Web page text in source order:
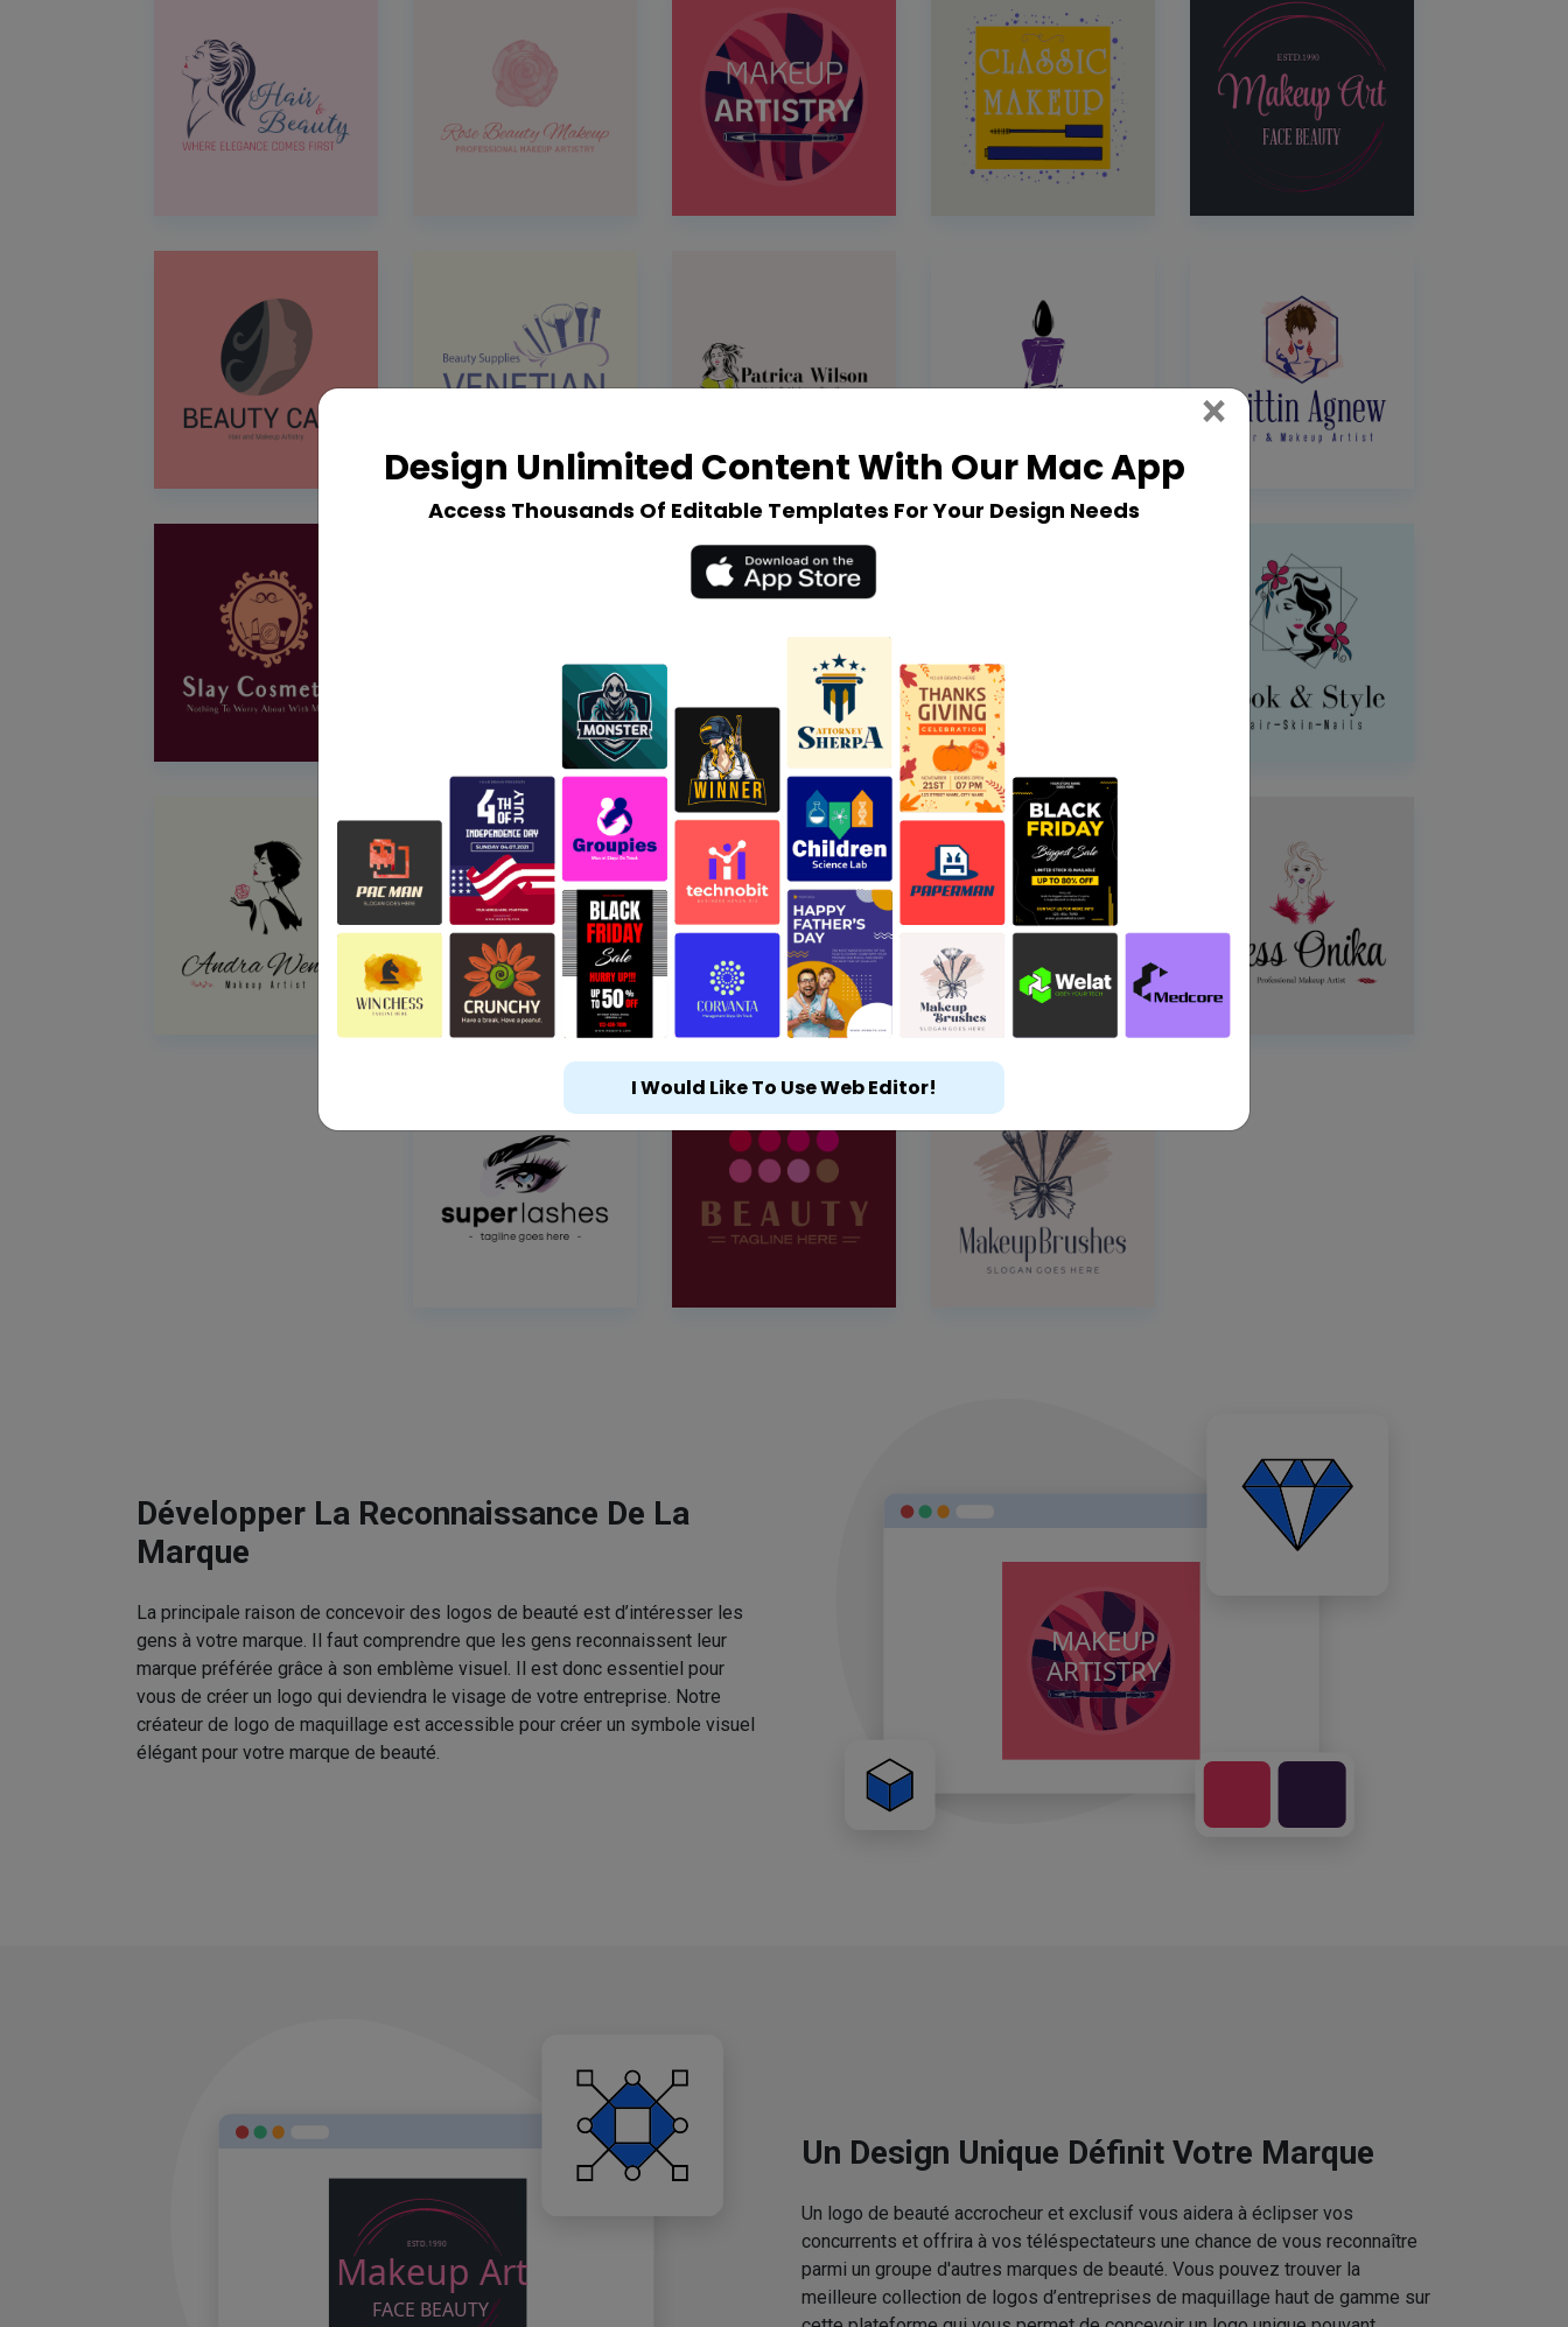
Développer La Reconnaissance De La
Marque
La principale raison de concevoir des logos de beauté est d’intéresser les
gens à votre marque. Il faut comprendre que les gens reconnaissent leur
marque préférée grâce à son emblème visuel. Il est donc essentiel pour
vous de créer un logo qui deviendra le visage de votre entreprise. Notre
créateur de logo de maquillage est accessible pour créer un symbole visuel
élégant pour votre marque de beauté.
Un Design Unique Définit Votre Marque
Un logo de beauté accrocheur et exclusif vous aidera à éclipser vos
concurrents et offrira à vos téléspectateurs une chance de vous reconnaître
parmi un groupe d'autres marques de beauté. Vous pouvez trouver la
meilleure collection de logos d’entreprises de maquillage haut de gamme sur
Design Unlimited Content With Our Mac App
Access Thousands Of Editable Templates For Your Design Needs
× Close
I Would Like To Use Web Editor!